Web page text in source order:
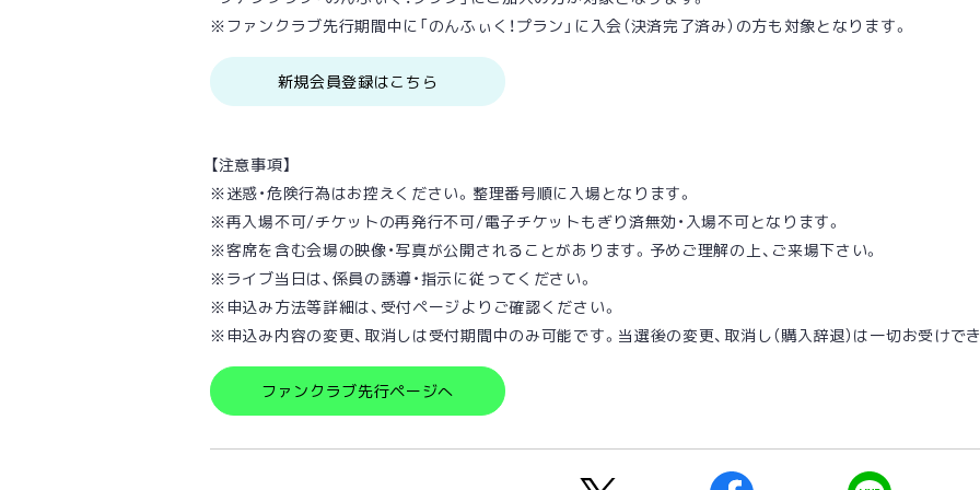
※ファンクラブ先行期間中に「のんふぃく！プラン」に入会（決済完了済み）の方も対象となります。
新規会員登録はこちら
【注意事項】
※迷惑・危険⾏為はお控えください。整理番号順に⼊場となります。
※再⼊場不可/チケットの再発⾏不可/電⼦チケットもぎり済無効・⼊場不可となります。
※客席を含む会場の映像・写真が公開されることがあります。予めご理解の上、ご来場下さい。
※ライブ当⽇は、係員の誘導・指⽰に従ってください。
※申込み方法等詳細は、受付ページよりご確認ください。
※申込み内容の変更、取消しは受付期間中のみ可能です。当選後の変更、取消し（購入辞退）は一切お受けで
ファンクラブ先行ページへ